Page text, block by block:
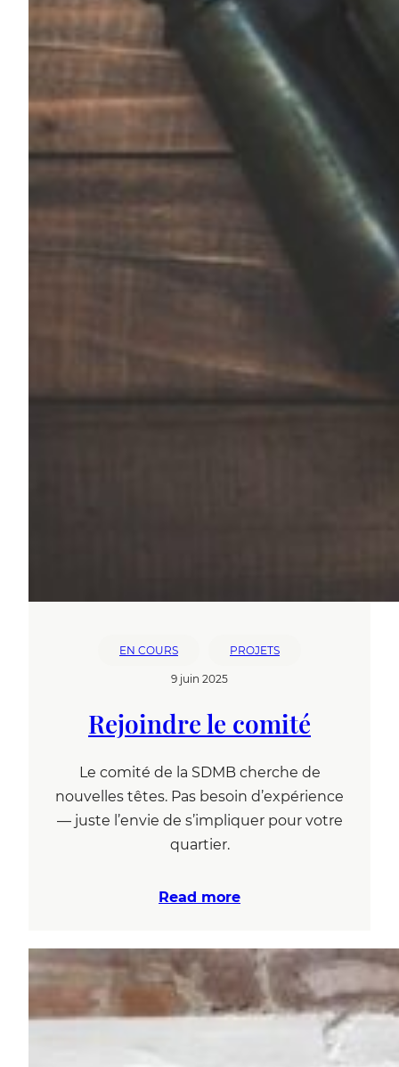
EN COURS PROJETS
9 juin 2025
Rejoindre le comité
Le comité de la SDMB cherche de
nouvelles têtes. Pas besoin d’expérience
— juste l’envie de s’impliquer pour votre
quartier.
Read more